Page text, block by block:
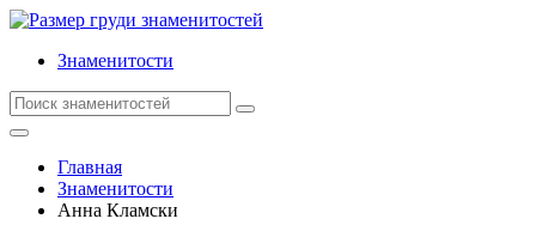
Знаменитости
Главная
Знаменитости
Анна Кламски